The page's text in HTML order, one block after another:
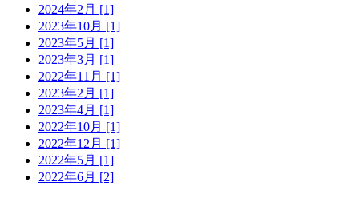
2024年2月 [1]
2023年10月 [1]
2023年5月 [1]
2023年3月 [1]
2022年11月 [1]
2023年2月 [1]
2023年4月 [1]
2022年10月 [1]
2022年12月 [1]
2022年5月 [1]
2022年6月 [2]